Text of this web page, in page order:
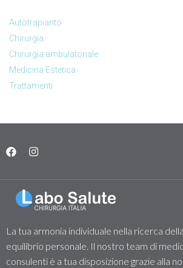
Autotrapianto
Chirurgia
Chirurgia ambulatoriale
Medicina Estetica
Trattamenti
La tua armonia individuale nella ricerca
equilibrio personale. Il nostro team di
consulenti è a tua disposizione grazie alla